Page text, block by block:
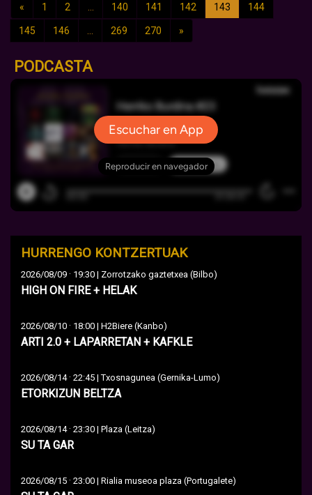
« 1 2 140 141 142 143 144
145 146 269 270 »
PODCASTA
HURRENGO KONTZERTUAK
2026/08/09 · 19:30 | Zorrotzako gaztetxea (Bilbo)
HIGH ON FIRE + HELAK
2026/08/10 · 18:00 | H2Biere (Kanbo)
ARTI 2.0 + LAPARRETAN + KAFKLE
2026/08/14· 22:45 | Txosnagunea (Gernika-Lumo)
ETORKIZUN BELTZA
2026/08/14· 23:30 | Plaza (Leitza)
SU TA GAR
2026/08/15 · 23:00 | Rialia museoa plaza (Portugalete)